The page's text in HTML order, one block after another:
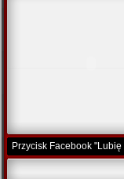
Przycisk Facebook "Lubię